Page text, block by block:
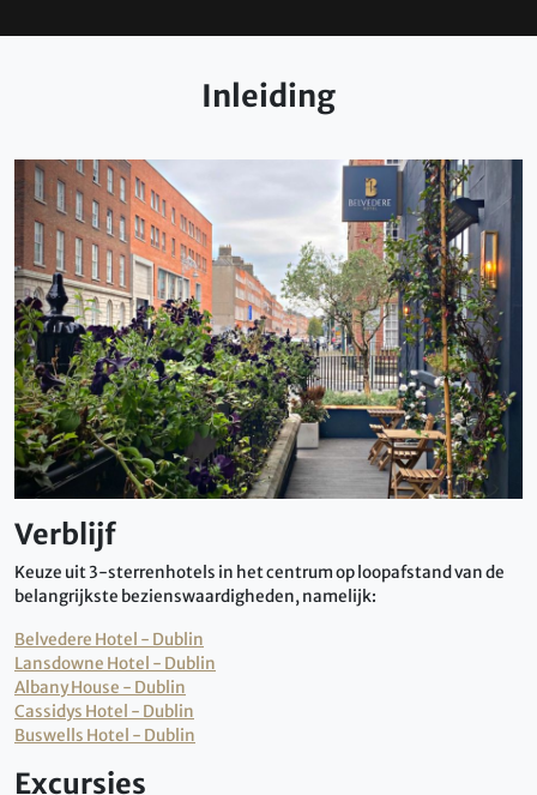
Inleiding
Verblijf
Keuze uit 3-sterrenhotels in het centrum op loopafstand van de
belangrijkste bezienswaardigheden, namelijk:
Belvedere Hotel - Dublin
Lansdowne Hotel - Dublin
Albany House - Dublin
Cassidys Hotel - Dublin
Buswells Hotel - Dublin
Excursies